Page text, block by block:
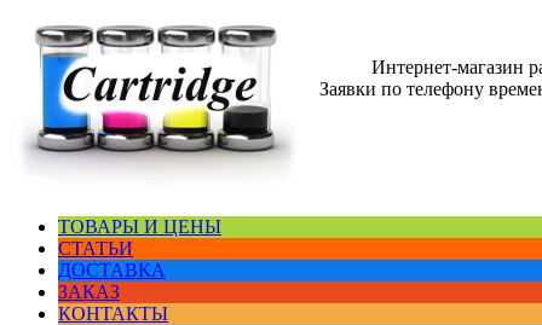
Интернет-магазин
Заявки по телефону
ТОВАРЫ И ЦЕНЫ
СТАТЬИ
ДОСТАВКА
ЗАКАЗ
КОНТАКТЫ